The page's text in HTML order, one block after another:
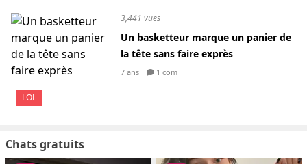
LOL
3,441 vues
Un basketteur marque un panier de
la tête sans faire exprès
7 ans 1 com
Chats gratuits